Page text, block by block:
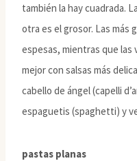
también la hay cuadrada.
otra es el grosor. Las más
espesas, mientras que las
mejor con salsas más
cabello de ángel (capelli
espaguetis (spaghetti) y
pastas planas